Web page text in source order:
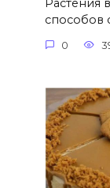
Растения
способов
0